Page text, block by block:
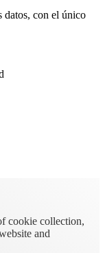
datos, con el único
cookie collection,
and